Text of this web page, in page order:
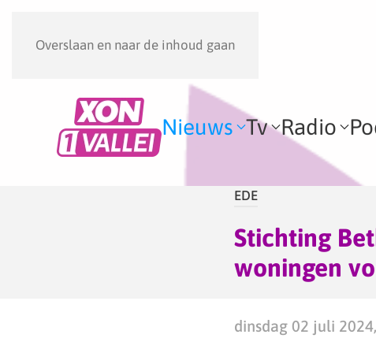
Overslaan en naar de inhoud gaan
Nieuws Tv Radio
EDE
Stichting
woningen
dinsdag 02 juli